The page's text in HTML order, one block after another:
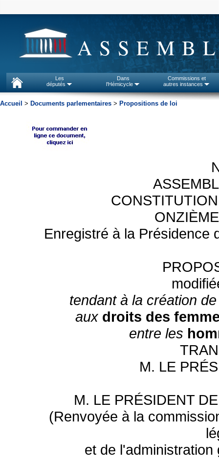
Les
députés
Dans
l'Hémicycle
Commissions et
autres instances
Accueil > Documents parlementaires > Propositions de loi
Enregistré à la Présidence
tendant à la création
aux droits des
entre les
M. LE
M. LE PRÉSIDENT
(Renvoyée à la
et de